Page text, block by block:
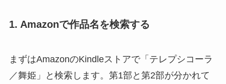
1. Amazonで作品名を検索する
まずはAmazonのKindleストアで「テレプシコーラ
／舞姫」と検索します。第1部と第2部が分かれて